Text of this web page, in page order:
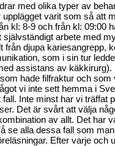
med olika typer av
varit som så att
kl: 8-9 och från kl: 09:00
arbete med
från djupa kariesangrepp,
som i sin tur
assistans av käkkirurg).
hade filfraktur och som
vi inte sett hemma i
Inte minst har vi träffat
Det är svårt att välja
av allt. Det har
se alla dessa fall som
Efter varje och